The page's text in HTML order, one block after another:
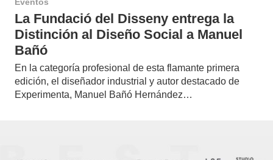
La Fundació del Disseny entrega la
Distinción al Diseño Social a Manuel
Bañó
En la categoría profesional de esta flamante primera
edición, el diseñador industrial y autor destacado de
Experimenta, Manuel Bañó Hernández…